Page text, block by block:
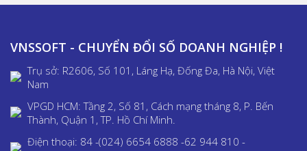
VNSSOFT - CHUYỂN ĐỔI SỐ DOANH NGHIỆP !
Trụ sở: R2606, Số 101, Láng Hạ, Đống Đa, Hà Nội, Việt
Nam
VPGD HCM: Tầng 2, Số 81, Cách mạng tháng 8, P. Bến
Thành, Quận 1, TP. Hồ Chí Minh.
Điện thoại: 84 -(024) 6654 6888 -62 944 810 -